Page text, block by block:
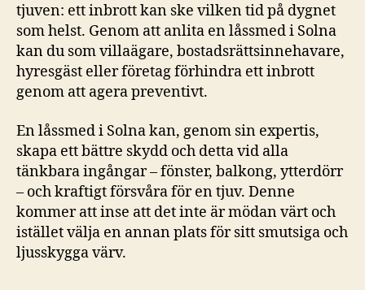
tjuven: ett inbrott kan ske vilken tid på dygnet
som helst. Genom att anlita en låssmed i Solna
kan du som villaägare, bostadsrättsinnehavare,
hyresgäst eller företag förhindra ett inbrott
genom att agera preventivt.
En låssmed i Solna kan, genom sin expertis,
skapa ett bättre skydd och detta vid alla
tänkbara ingångar – fönster, balkong, ytterdörr
– och kraftigt försvåra för en tjuv. Denne
kommer att inse att det inte är mödan värt och
istället välja en annan plats för sitt smutsiga och
ljusskygga värv.